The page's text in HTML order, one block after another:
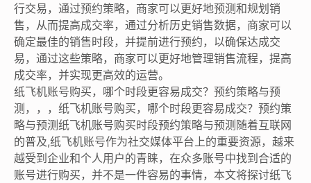
行交易，通过预约策略，商家可以更好地预测和规划销
售，从而提高成交率，通过分析历史销售数据，商家可以
确定最佳的销售时段，并提前进行预约，以确保达成交
易，通过这些策略，商家可以更好地管理销售流程，提高
成交率，并实现更高效的运营。
纸飞机账号购买，哪个时段更容易成交？预约策略与预
测，，，纸飞机账号购买，哪个时段更容易成交？预约策
略与预测纸飞机账号购买时段预约策略与预测随着互联网
的普及,纸飞机账号作为社交媒体平台上的重要资源，越来
越受到企业和个人用户的青睐，在众多账号中找到合适的
账号进行购买，并不是一件容易的事情，本文将探讨纸飞